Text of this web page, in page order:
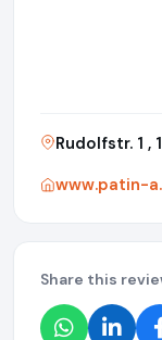
Rudolfstr. 1 ,
www.patin-
Share this